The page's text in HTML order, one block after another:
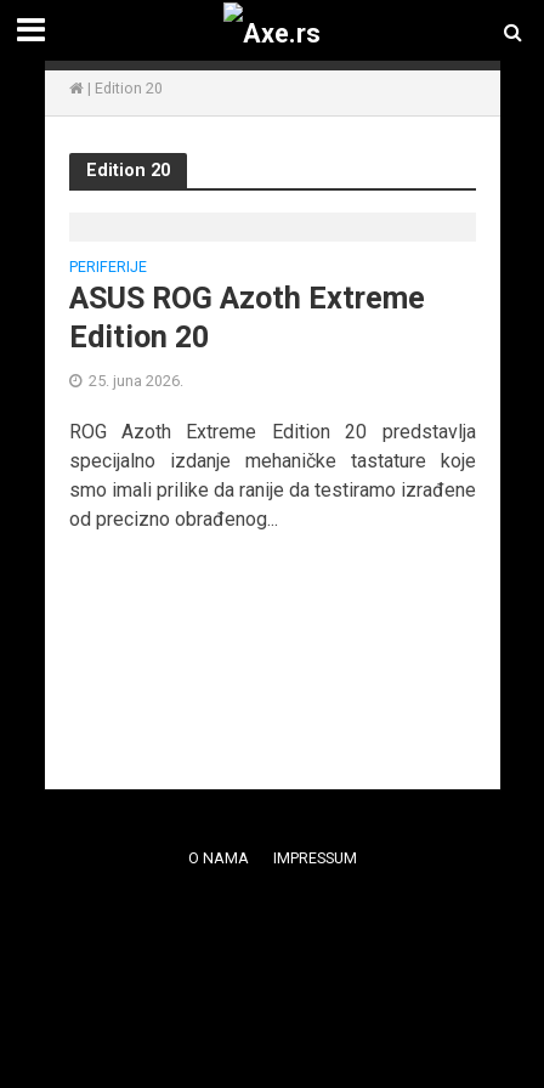
| Edition 20
Edition 20
PERIFERIJE
ASUS ROG Azoth Extreme
Edition 20
25. juna 2026.
ROG Azoth Extreme Edition 20 predstavlja
specijalno izdanje mehaničke tastature koje
smo imali prilike da ranije da testiramo izrađene
od precizno obrađenog...
O NAMA IMPRESSUM